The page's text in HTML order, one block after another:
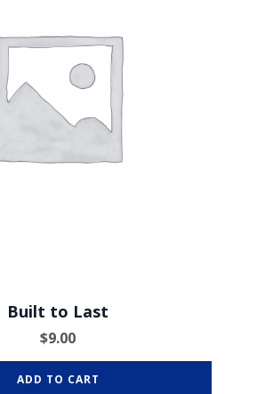
Built to Last
$9.00
ADD TO CART